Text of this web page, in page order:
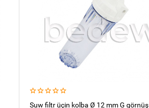
Suw filtr üçin kolba Ø 12 mm G görnüş